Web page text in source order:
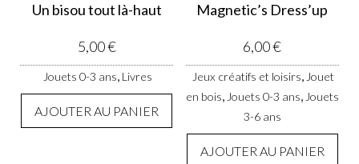
Un bisou tout là-haut
5,00€
Jouets 0-3 ans, Livres
AJOUTER AU PANIER
Magnetic’s Dress’up
6,00€
Jeux créatifs et loisirs, Jouet
en bois, Jouets 0-3 ans, Jouets
3-6 ans
AJOUTER AU PANIER